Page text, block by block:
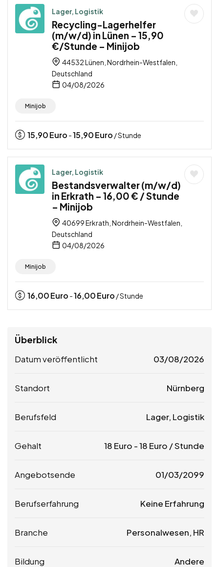
Lager, Logistik
Recycling-Lagerhelfer
(m/w/d) in Lünen – 15,90
€/Stunde – Minijob
44532 Lünen, Nordrhein-Westfalen,
Deutschland
04/08/2026
Minijob
15,90Euro -15,90Euro / Stunde
Lager, Logistik
Bestandsverwalter (m/w/d)
in Erkrath – 16,00 € / Stunde
– Minijob
40699 Erkrath, Nordrhein-Westfalen,
Deutschland
04/08/2026
Minijob
16,00Euro -16,00Euro / Stunde
Überblick
Datum veröffentlicht 03/08/2026
Standort Nürnberg
Berufsfeld Lager, Logistik
Gehalt 18 Euro -18 Euro / Stunde
Angebotsende 01/03/2099
Berufserfahrung Keine Erfahrung
Branche Personalwesen, HR
Bildung Andere